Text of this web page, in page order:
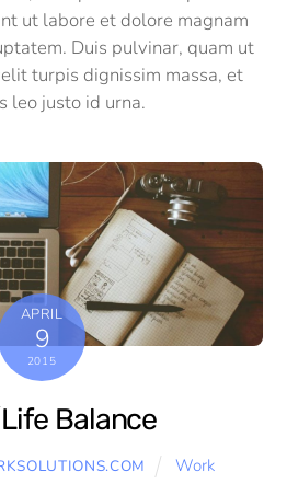
ut labore et dolore magnam
Duis pulvinar, quam ut
turpis dignissim massa, et
leo justo id urna.
APRIL
9
2015
Balance
Work